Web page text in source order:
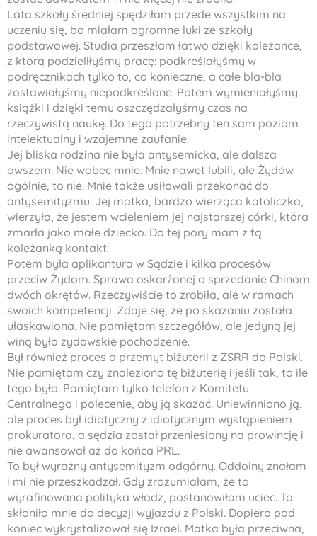
Lata szkoły średniej spędziłam przede wszystkim na
uczeniu się, bo miałam ogromne luki ze szkoły
podstawowej. Studia przeszłam łatwo dzięki koleżance,
z którą podzieliłyśmy pracę: podkreślałyśmy w
podręcznikach tylko to, co konieczne, a całe bla-bla
zostawiałyśmy niepodkreślone. Potem wymieniałyśmy
książki i dzięki temu oszczędzałyśmy czas na
rzeczywistą naukę. Do tego potrzebny ten sam poziom
intelektualny i wzajemne zaufanie.
Jej bliska rodzina nie była antysemicka, ale dalsza
owszem. Nie wobec mnie. Mnie nawet lubili, ale Żydów
ogólnie, to nie. Mnie także usiłowali przekonać do
antysemityzmu. Jej matka, bardzo wierząca katoliczka,
wierzyła, że jestem wcieleniem jej najstarszej córki, która
zmarła jako małe dziecko. Do tej pory mam z tą
koleżanką kontakt.
Potem była aplikantura w Sądzie i kilka procesów
przeciw Żydom. Sprawa oskarżonej o sprzedanie Chinom
dwóch okrętów. Rzeczywiście to zrobiła, ale w ramach
swoich kompetencji. Zdaje się, że po skazaniu została
ułaskawiona. Nie pamiętam szczegółów, ale jedyną jej
winą było żydowskie pochodzenie.
Był również proces o przemyt biżuterii z ZSRR do Polski.
Nie pamiętam czy znaleziono tę biżuterię i jeśli tak, to ile
tego było. Pamiętam tylko telefon z Komitetu
Centralnego i polecenie, aby ją skazać. Uniewinniono ją,
ale proces był idiotyczny z idiotycznym wystąpieniem
prokuratora, a sędzia został przeniesiony na prowincję i
nie awansował aż do końca PRL.
To był wyraźny antysemityzm odgórny. Oddolny znałam
i mi nie przeszkadzał. Gdy zrozumiałam, że to
wyrafinowana polityka władz, postanowiłam uciec. To
skłoniło mnie do decyzji wyjazdu z Polski. Dopiero pod
koniec wykrystalizował się Izrael. Matka była przeciwna,